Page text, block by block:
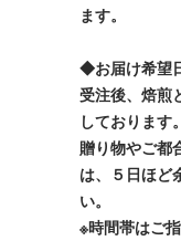
ます。
◆お届け希望
受注後、焙煎
しております。
贈り物やご都
は、５日ほど
い。
※時間帯はご指